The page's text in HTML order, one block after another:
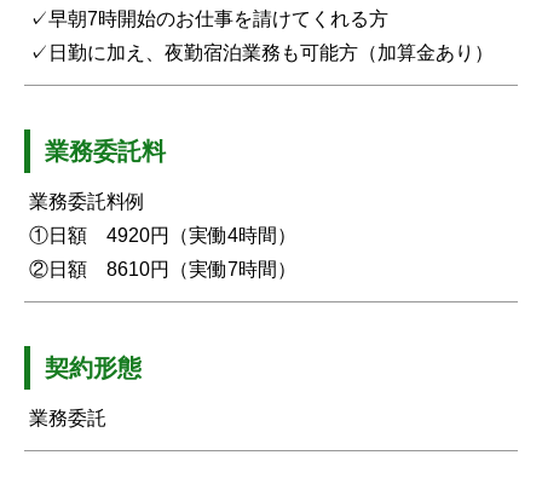
✓早朝7時開始のお仕事を請けてくれる方
✓日勤に加え、夜勤宿泊業務も可能方（加算金あり）
業務委託料
業務委託料例
①日額 4920円（実働4時間）
②日額 8610円（実働7時間）
契約形態
業務委託